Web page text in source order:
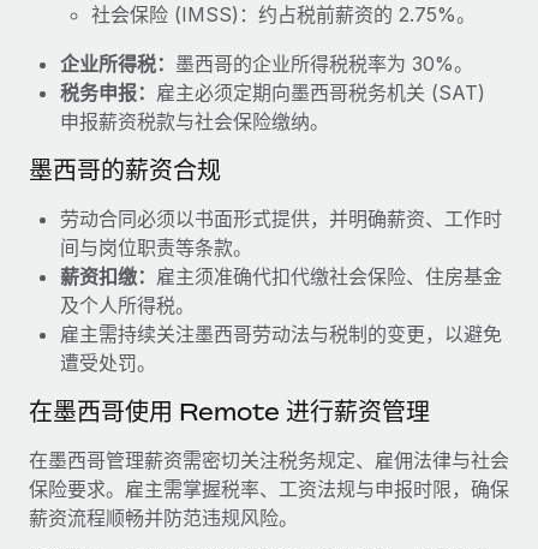
社会保险 (IMSS)：约占税前薪资的 2.75%。
企业所得税： 墨西哥的企业所得税税率为 30%。
税务申报： 雇主必须定期向墨西哥税务机关 (SAT)
申报薪资税款与社会保险缴纳。
墨西哥的薪资合规
劳动合同必须以书面形式提供，并明确薪资、工作时
间与岗位职责等条款。
薪资扣缴： 雇主须准确代扣代缴社会保险、住房基金
及个人所得税。
雇主需持续关注墨西哥劳动法与税制的变更，以避免
遭受处罚。
在墨西哥使用 Remote 进行薪资管理
在墨西哥管理薪资需密切关注税务规定、雇佣法律与社会
保险要求。雇主需掌握税率、工资法规与申报时限，确保
薪资流程顺畅并防范违规风险。